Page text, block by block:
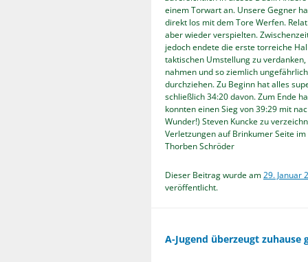
einem Torwart an. Unsere Gegner
direkt los mit dem Tore Werfen.
aber wieder verspielten.
jedoch endete die erste torreiche
taktischen Umstellung zu
nahmen und so ziemlich
durchziehen. Zu Beginn hat alles
schließlich 34:20 davon. Zum Ende
konnten einen Sieg von 39:29 mit
Wunder!) Steven Kuncke zu
Verletzungen auf Brinkumer Seite
Thorben Schröder
Dieser Beitrag wurde am29. Januar
veröffentlicht.
A-Jugend überzeugt zuhause